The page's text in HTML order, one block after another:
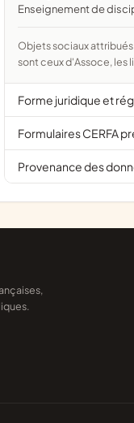
Enseignement de
Objets sociaux attribués par l'administration d'après l'objet déclaré ; activité NAF attribuée par l'INSEE. Les noms courts
sont ceux d'Assoce, les
Forme juridique et
Formulaires CERFA
Provenance des